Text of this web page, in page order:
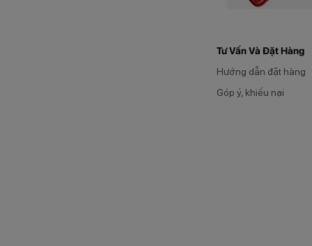
Tư Vấn Và Đặt Hàng
Hướng dẫn đặt hàng
Góp ý, khiếu nại